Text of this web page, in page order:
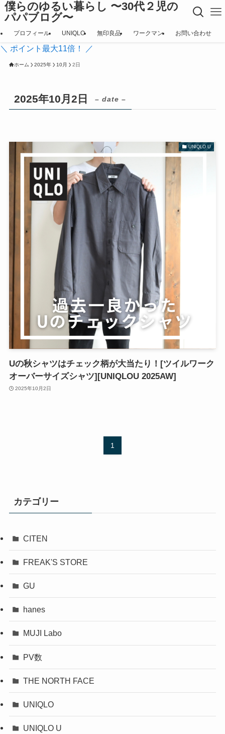
僕らのゆるい暮らし 〜30代２児の
パパブログ〜
プロフィール UNIQLO 無印良品 ワークマン お問い合わせ
＼ ポイント最大11倍！ ／
ホーム 2025年 10月 2日
2025年10月2日 – date –
UNIQLO U
Uの秋シャツはチェック柄が大当たり！[ツイルワーク
オーバーサイズシャツ][UNIQLOU 2025AW]
2025年10月2日
1
カテゴリー
CITEN
FREAK'S STORE
GU
hanes
MUJI Labo
PV数
THE NORTH FACE
UNIQLO
UNIQLO U